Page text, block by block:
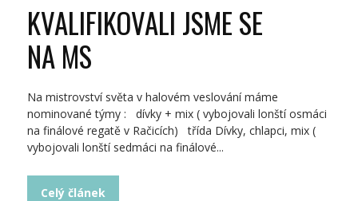
KVALIFIKOVALI JSME SE
NA MS
Na mistrovství světa v halovém veslování máme
nominované týmy : dívky + mix ( vybojovali lonští osmáci
na finálové regatě v Račicích) třída Dívky, chlapci, mix (
vybojovali lonští sedmáci na finálové...
Celý článek